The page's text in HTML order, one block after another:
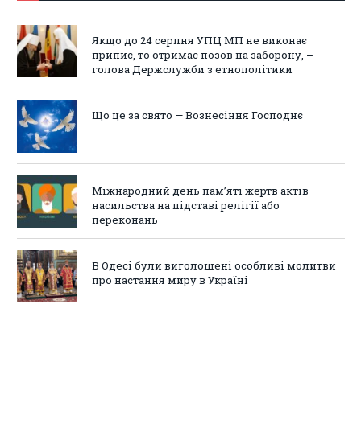
Якщо до 24 серпня УПЦ МП не виконає
припис, то отримає позов на заборону, –
голова Держслужби з етнополітики
Що це за свято — Вознесіння Господнє
Міжнародний день пам’яті жертв актів
насильства на підставі релігії або
переконань
В Одесі були виголошені особливі молитви
про настання миру в Україні